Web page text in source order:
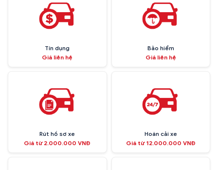
Tín dụng
Giá liên hệ
Bảo hiểm
Giá liên hệ
Rút hồ sơ xe
Giá từ 2.000.000 VNĐ
Hoán cải xe
Giá từ 12.000.000 VNĐ